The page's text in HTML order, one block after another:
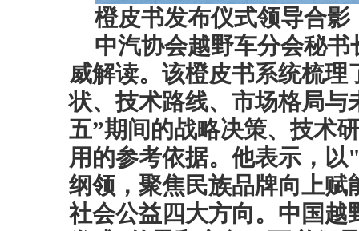
橙皮书发布仪式领导合影
中汽协会越野车分会秘
威解读。该橙皮书系统梳
状、技术路线、市场格局与
五”期间的战略决策、技术
用的参考依据。他表示，
纲领，聚焦民族品牌向上
社会公益四大方向。中国